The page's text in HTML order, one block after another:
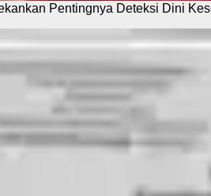
Pentingnya Deteksi Dini